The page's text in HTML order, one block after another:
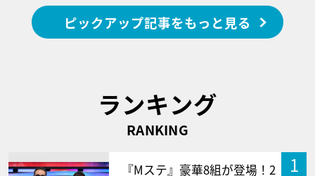
ピックアップ記事をもっと見る
ランキング
RANKING
1
『Mステ』豪華8組が登場！2